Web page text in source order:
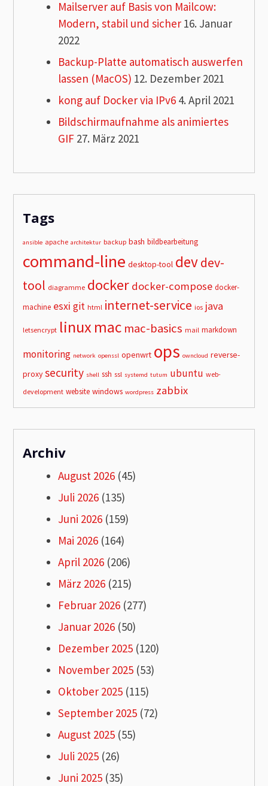
Mailserver auf Basis von Mailcow:
Modern, stabil und sicher 16. Januar
2022
Backup-Platte automatisch auswerfen
lassen (MacOS) 12. Dezember 2021
kong auf Docker via IPv6 4. April 2021
Bildschirmaufnahme als animiertes
GIF 27. März 2021
Tags
ansible apache architektur backup bash bildbearbeitung
command-line desktop-tool devdev-
tool diagramme docker docker-compose docker-
machine esxi git html internet-service ios java
letsencrypt linuxmac mac-basics mail markdown
monitoring network openssl openwrt ops owncloud reverse-
proxy security shell ssh ssl systemd tutum ubuntu web-
development website windows wordpress zabbix
Archiv
August 2026 (45)
Juli 2026 (135)
Juni 2026 (159)
Mai 2026 (164)
April 2026 (206)
März 2026 (215)
Februar 2026 (277)
Januar 2026 (50)
Dezember 2025 (120)
November 2025 (53)
Oktober 2025 (115)
September 2025 (72)
August 2025 (55)
Juli 2025 (26)
Juni 2025 (35)